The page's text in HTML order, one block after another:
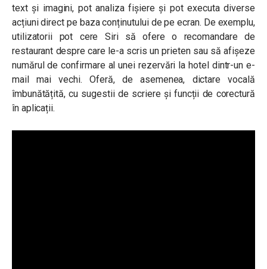
text și imagini, pot analiza fișiere și pot executa diverse
acțiuni direct pe baza conținutului de pe ecran. De exemplu,
utilizatorii pot cere Siri să ofere o recomandare de
restaurant despre care le-a scris un prieten sau să afișeze
numărul de confirmare al unei rezervări la hotel dintr-un e-
mail mai vechi. Oferă, de asemenea, dictare vocală
îmbunătățită, cu sugestii de scriere și funcții de corectură
în aplicații.